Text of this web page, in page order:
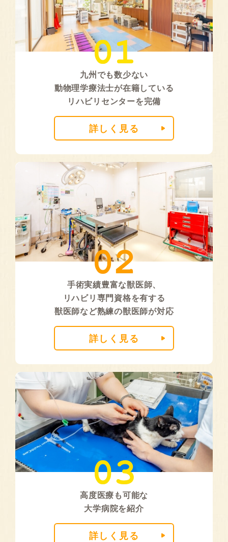
九州でも数少ない
動物理学療法士が在籍している
リハビリセンターを完備
詳しく見る
手術実績豊富な獣医師、
リハビリ専門資格を有する
獣医師など熟練の獣医師が対応
詳しく見る
高度医療も可能な
大学病院を紹介
詳しく見る